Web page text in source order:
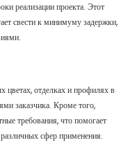
реализации проекта. Этот
свести к минимуму задержки,
цветах, отделках и профилях в
заказчика. Кроме того,
требования, что помогает
сфер применения.